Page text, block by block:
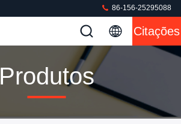
86-156-25295088
Citações
Produtos